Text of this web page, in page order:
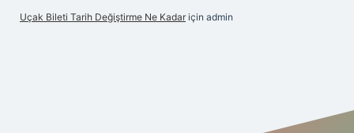
Uçak Bileti Tarih Değiştirme Ne Kadar için admin